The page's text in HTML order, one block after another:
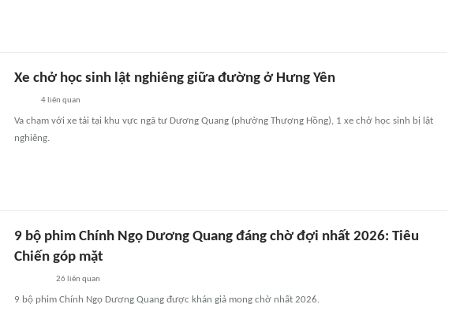
Xe chở học sinh lật nghiêng giữa đường ở Hưng Yên
4liên quan
Va chạm với xe tải tại khu vực ngã tư Dương Quang (phường Thượng Hồng), 1 xe chở học sinh bị lật
nghiêng.
9 bộ phim Chính Ngọ Dương Quang đáng chờ đợi nhất 2026: Tiêu
Chiến góp mặt
26 liên quan
9 bộ phim Chính Ngọ Dương Quang được khán giả mong chờ nhất 2026.